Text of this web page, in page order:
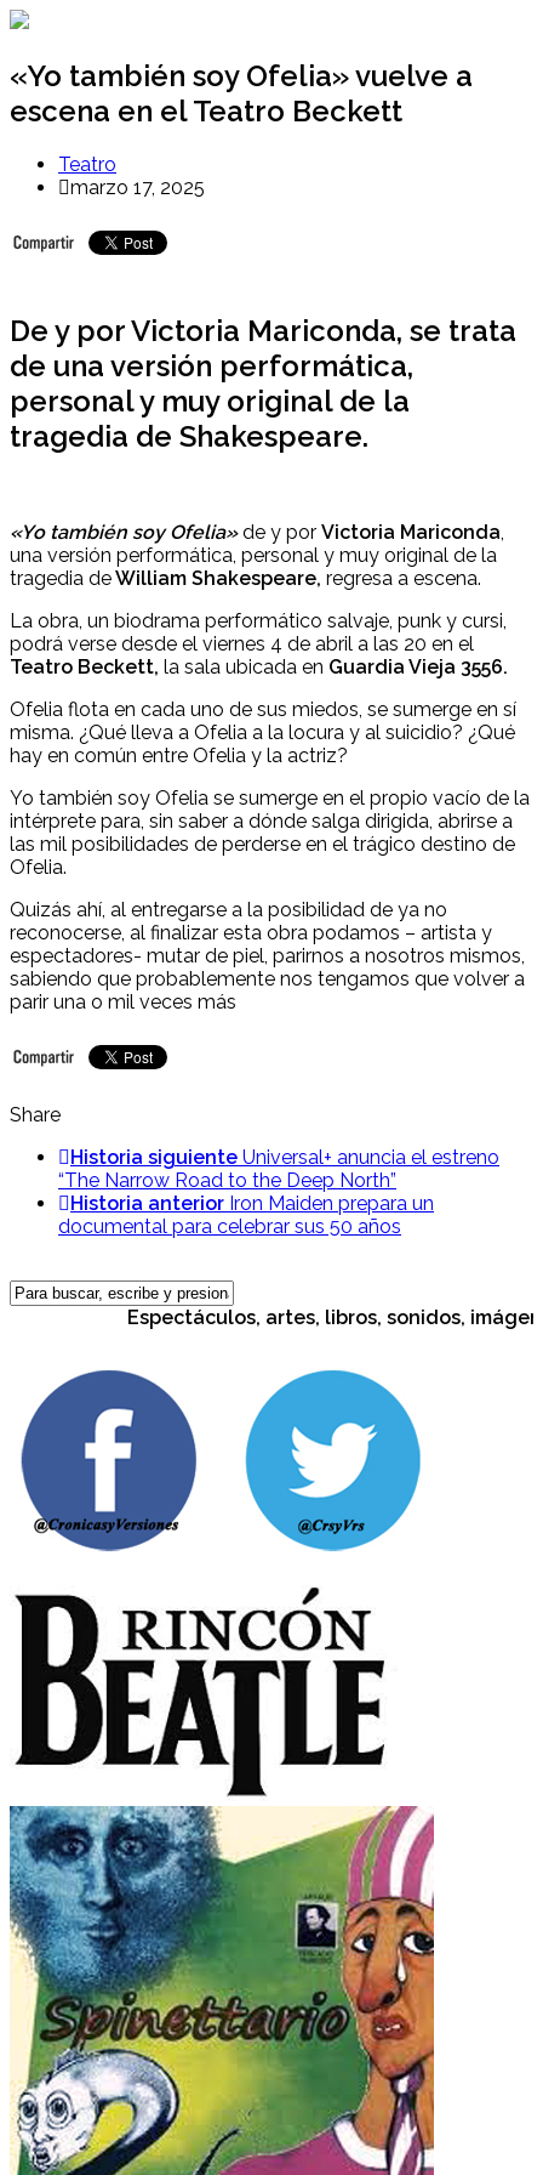
Ir
contenido
«Yo también soy Ofelia» vuelve a
escena en el Teatro Beckett
Teatro
marzo 17, 2025
De y por Victoria Mariconda, se trata
de una versión performática,
personal y muy original de la
tragedia de Shakespeare.
«Yo también soy Ofelia» de y por Victoria Mariconda
una versión performática, personal y muy original de la
tragedia deWilliam Shakespeare, regresa a escena.
La obra, un biodrama performático salvaje, punk y cursi,
podrá verse desde el viernes 4 de abril a las 20 en el
Teatro Beckett, la sala ubicada en Guardia Vieja 3556.
Ofelia flota en cada uno de sus miedos, se sumerge en sí
misma. ¿Qué lleva a Ofelia a la locura y al suicidio? ¿Qué
hay en común entre Ofelia y la actriz?
Yo también soy Ofelia se sumerge en el propio vacío de la
intérprete para, sin saber a dónde salga dirigida, abrirse a
las mil posibilidades de perderse en el trágico destino de
Ofelia.
Quizás ahí, al entregarse a la posibilidad de ya no
reconocerse, al finalizar esta obra podamos – artista y
espectadores- mutar de piel, parirnos a nosotros mismos,
sabiendo que probablemente nos tengamos que volver a
parir una o mil veces más
Share
Historia siguiente Universal+ anuncia el estreno
“The Narrow Road to the Deep North”
Historia anterior Iron Maiden prepara un
documental para celebrar sus 50 años
Espectáculos, artes, libros, sonidos,